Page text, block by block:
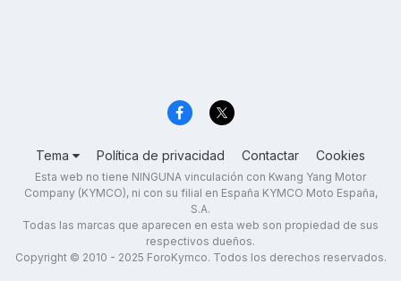
Tema Política de privacidad Contactar Cookies
Esta web no tiene NINGUNA vinculación con Kwang Yang Motor
Company (KYMCO), ni con su filial en España KYMCO Moto España,
S.A.
Todas las marcas que aparecen en esta web son propiedad de sus
respectivos dueños.
Copyright © 2010 - 2025 ForoKymco. Todos los derechos reservados.